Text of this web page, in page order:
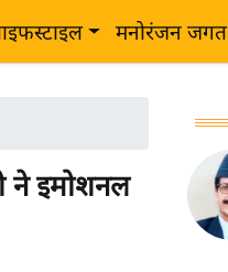
मनोरंजन जगत
ने इमोशनल